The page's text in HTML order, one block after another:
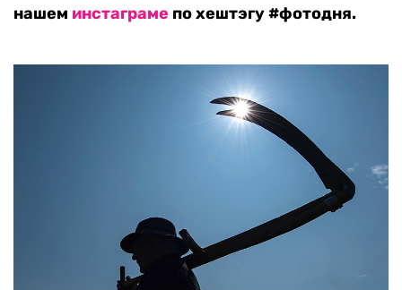
нашем инстаграме по хештэгу #фотодня.